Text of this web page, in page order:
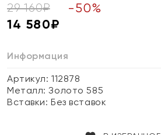
29 160₽ -50%
14 580₽
Информация
Артикул: 112878
Металл:Золото 585
Вставки:Без вставок